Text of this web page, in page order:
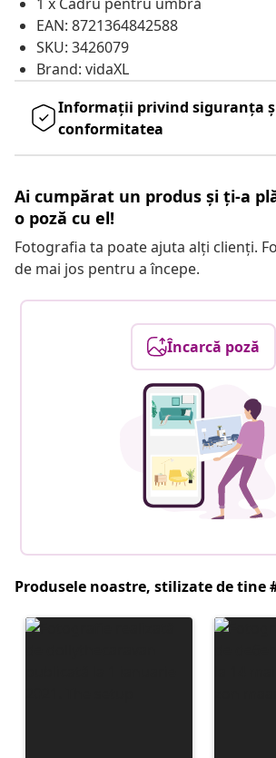
EAN: 8721364842588
SKU: 3426079
Brand: vidaXL
Informații privind siguranța
conformitatea
Ai cumpărat un produs și ți-a
o poză cu el!
Fotografia ta poate ajuta alți clienți.
de mai jos pentru a începe.
Încarcă poză
Produsele noastre, stilizate de tine